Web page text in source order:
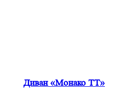
Диван «Монако ТТ»